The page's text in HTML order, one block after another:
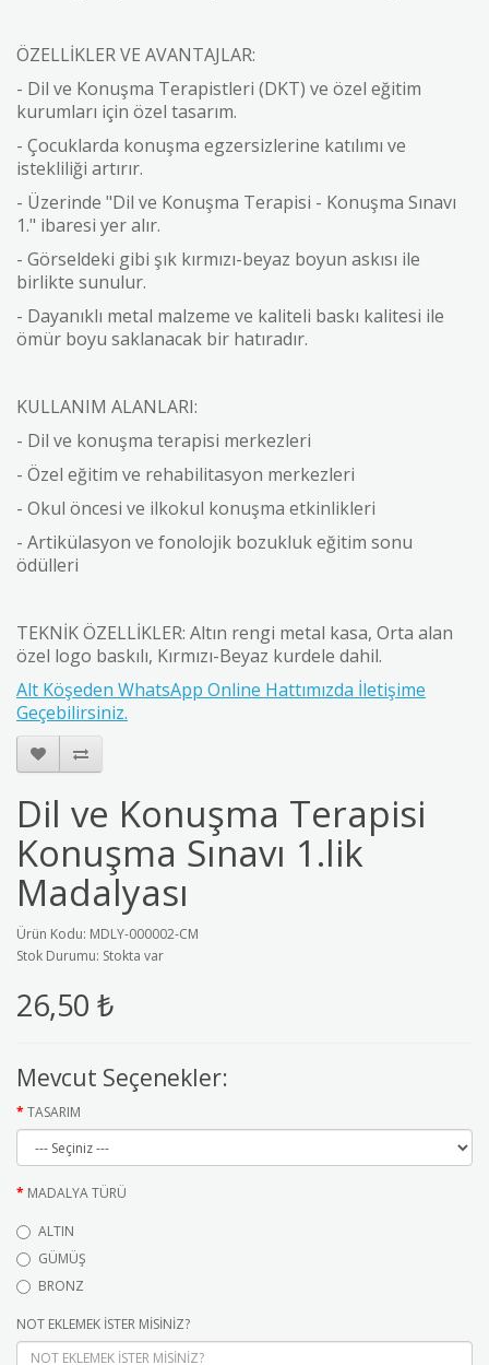
ÖZELLİKLER VE AVANTAJLAR:
- Dil ve Konuşma Terapistleri (DKT) ve özel eğitim
kurumları için özel tasarım.
- Çocuklarda konuşma egzersizlerine katılımı ve
istekliliği artırır.
- Üzerinde "Dil ve Konuşma Terapisi - Konuşma Sınavı
1." ibaresi yer alır.
- Görseldeki gibi şık kırmızı-beyaz boyun askısı ile
birlikte sunulur.
- Dayanıklı metal malzeme ve kaliteli baskı kalitesi ile
ömür boyu saklanacak bir hatıradır.
KULLANIM ALANLARI:
- Dil ve konuşma terapisi merkezleri
- Özel eğitim ve rehabilitasyon merkezleri
- Okul öncesi ve ilkokul konuşma etkinlikleri
- Artikülasyon ve fonolojik bozukluk eğitim sonu
ödülleri
TEKNİK ÖZELLİKLER: Altın rengi metal kasa, Orta alan
özel logo baskılı, Kırmızı-Beyaz kurdele dahil.
Alt Köşeden WhatsApp Online Hattımızda İletişime
Geçebilirsiniz.
Dil ve Konuşma Terapisi
Konuşma Sınavı 1.lik
Madalyası
Ürün Kodu: MDLY-000002-CM
Stok Durumu: Stokta var
26,50 ₺
Mevcut Seçenekler:
TASARIM
MADALYA TÜRÜ
ALTIN
GÜMÜŞ
BRONZ
NOT EKLEMEK İSTER MİSİNİZ?